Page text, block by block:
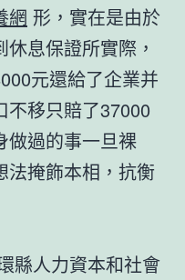
網 形，實在是由於
息保證所實際，
元還給了企業并
不移只賠了37000
做過的事一旦裸
法掩飾本相，抗衡
縣人力資本和社會